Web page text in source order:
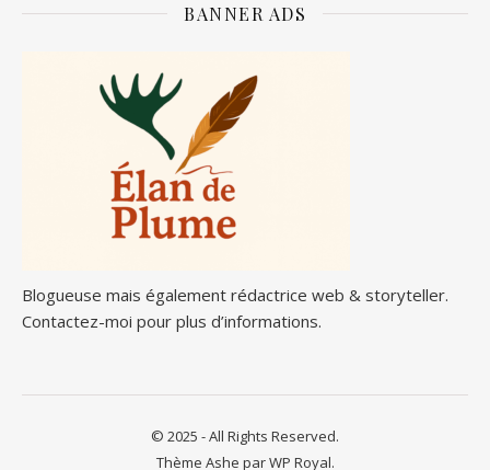
BANNER ADS
Blogueuse mais également rédactrice web & storyteller.
Contactez-moi pour plus d’informations.
© 2025 - All Rights Reserved.
Thème Ashe parWP Royal.